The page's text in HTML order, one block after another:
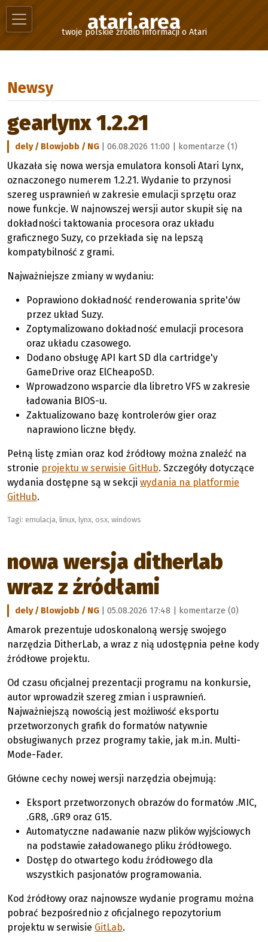
atari.area
twoje polskie źródło informacji o Atari
Newsy
gearlynx 1.2.21
dely / Blowjobb / NG | 06.08.2026 11:00 | komentarze (1)
Ukazała się nowa wersja emulatora konsoli Atari Lynx,
oznaczonego numerem 1.2.21. Wydanie to przynosi
szereg usprawnień w zakresie emulacji sprzętu oraz
nowe funkcje. W najnowszej wersji autor skupił się na
dokładności taktowania procesora oraz układu
graficznego Suzy, co przekłada się na lepszą
kompatybilność z grami.
Najważniejsze zmiany w wydaniu:
Poprawiono dokładność renderowania sprite'ów
przez układ Suzy.
Zoptymalizowano dokładność emulacji procesora
oraz układu czasowego.
Dodano obsługę API kart SD dla cartridge'y
GameDrive oraz ElCheapoSD.
Wprowadzono wsparcie dla libretro VFS w zakresie
ładowania BIOS-u.
Zaktualizowano bazę kontrolerów gier oraz
naprawiono liczne błędy.
Pełną listę zmian oraz kod źródłowy można znaleźć na
stronie projektu w serwisie GitHub. Szczegóły dotyczące
wydania dostępne są w sekcji wydania na platformie
GitHub.
Tagi: emulacja, linux, lynx, osx, windows
nowa wersja ditherlab
wraz z źródłami
dely / Blowjobb / NG | 05.08.2026 17:48 | komentarze (0)
Amarok prezentuje udoskonaloną wersję swojego
narzędzia DitherLab, a wraz z nią udostępnia pełne kody
źródłowe projektu.
Od czasu oficjalnej prezentacji programu na konkursie,
autor wprowadził szereg zmian i usprawnień.
Najważniejszą nowością jest możliwość eksportu
przetworzonych grafik do formatów natywnie
obsługiwanych przez programy takie, jak m.in. Multi-
Mode-Fader.
Główne cechy nowej wersji narzędzia obejmują:
Eksport przetworzonych obrazów do formatów .MIC,
.GR8, .GR9 oraz G15.
Automatyczne nadawanie nazw plików wyjściowych
na podstawie załadowanego pliku źródłowego.
Dostęp do otwartego kodu źródłowego dla
wszystkich pasjonatów programowania.
Kod źródłowy oraz najnowsze wydanie programu można
pobrać bezpośrednio z oficjalnego repozytorium
projektu w serwisie GitLab.